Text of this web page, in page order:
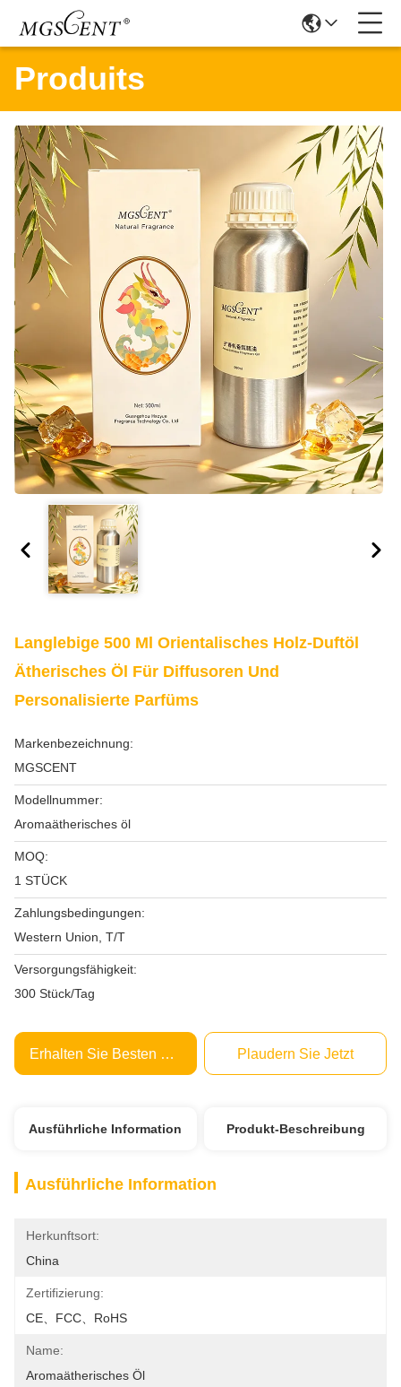
Produits
Langlebige 500 Ml Orientalisches Holz-Duftöl
Ätherisches Öl Für Diffusoren Und
Personalisierte Parfüms
Markenbezeichnung:
MGSCENT
Modellnummer:
Aromaätherisches öl
MOQ:
1 STÜCK
Zahlungsbedingungen:
Western Union, T/T
Versorgungsfähigkeit:
300 Stück/Tag
Erhalten Sie Besten Preis Plaudern Sie Jetzt
Ausführliche Information Produkt-Beschreibung
Ausführliche Information
Herkunftsort:
China
Zertifizierung:
CE、FCC、RoHS
Name:
Aromaätherisches Öl